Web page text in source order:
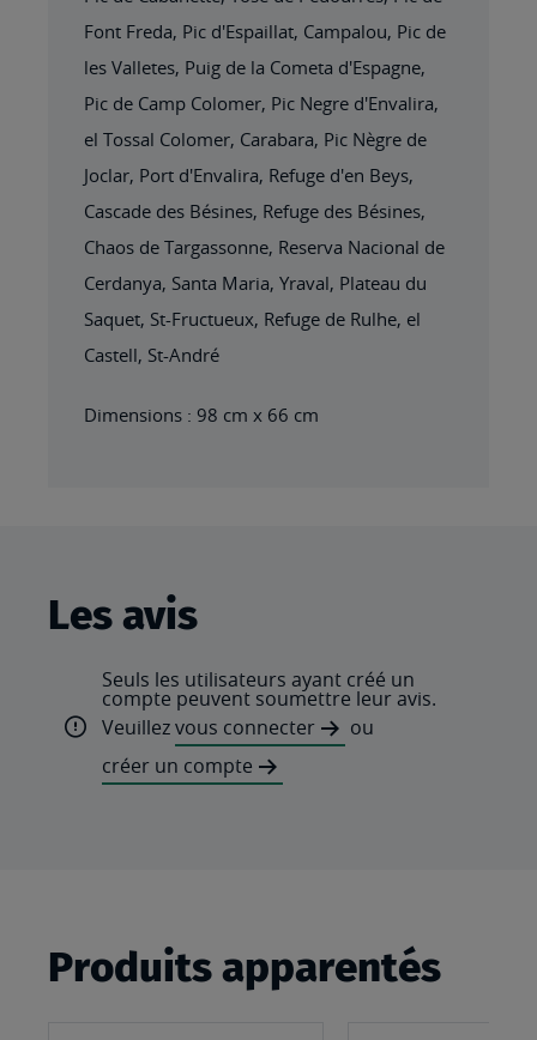
Font Freda, Pic d'Espaillat, Campalou, Pic de
les Valletes, Puig de la Cometa d'Espagne,
Pic de Camp Colomer, Pic Negre d'Envalira,
el Tossal Colomer, Carabara, Pic Nègre de
Joclar, Port d'Envalira, Refuge d'en Beys,
Cascade des Bésines, Refuge des Bésines,
Chaos de Targassonne, Reserva Nacional de
Cerdanya, Santa Maria, Yraval, Plateau du
Saquet, St-Fructueux, Refuge de Rulhe, el
Castell, St-André
Dimensions : 98 cm x 66 cm
Les avis
Seuls les utilisateurs ayant créé un
compte peuvent soumettre leur avis.
Veuillezvous connecter
ou
créer un compte
Produits apparentés